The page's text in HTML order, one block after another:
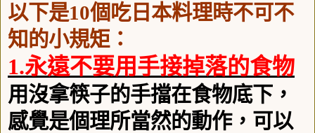
以下是10個吃日本料理時不可不
知的小規矩：
1.永遠不要用手接掉落的食物
用沒拿筷子的手擋在食物底下，
感覺是個理所當然的動作，可以